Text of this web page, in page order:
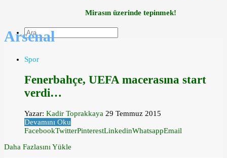
Mirasın üzerinde tepinmek!
Arsenal
Spor
Fenerbahçe, UEFA macerasına start
verdi…
Yazar: Kadir Toprakkaya 29 Temmuz 2015
Devamını Oku
FacebookTwitterPinterestLinkedinWhatsappEmail
Daha Fazlasını Yükle